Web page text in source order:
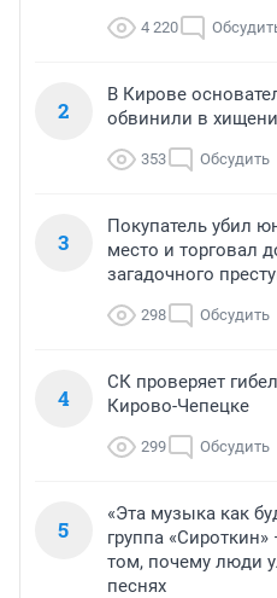
4 220
2
В Кирове
обвинили в
353 Обсудить
3
Покупатель убил
место и торговал
загадочного
298 Обсудить
4
СК проверяет
Кирово-Чепецке
299 Обсудить
5
«Эта музыка как
группа
том, почему люди
песнях